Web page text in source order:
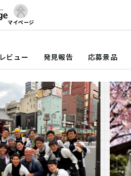
マイページ
レビュー 発見報告 応募景品